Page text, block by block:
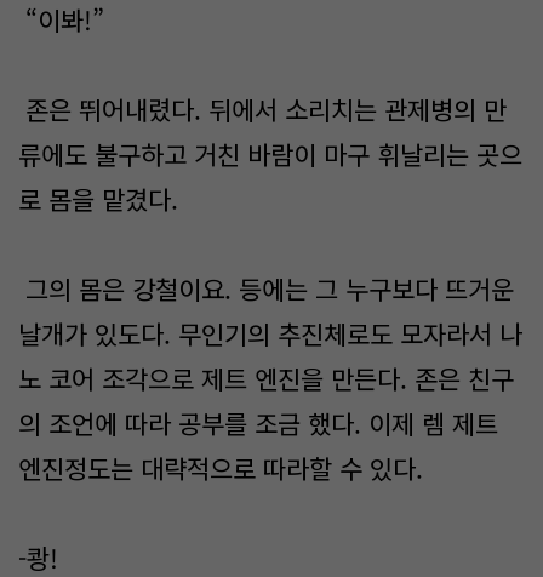
“이봐!”
존은 뛰어내렸다. 뒤에서 소리치는 관제병의 만
류에도 불구하고 거친 바람이 마구 휘날리는 곳으
로 몸을 맡겼다.
그의 몸은 강철이요. 등에는 그 누구보다 뜨거운
날개가 있도다. 무인기의 추진체로도 모자라서 나
노 코어 조각으로 제트 엔진을 만든다. 존은 친구
의 조언에 따라 공부를 조금 했다. 이제 렘 제트
엔진정도는 대략적으로 따라할 수 있다.
-쾅!